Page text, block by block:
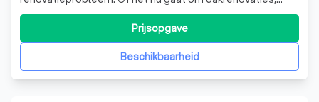
gevelwerken, isolatie of andere renovaties, wij staan klaar
om uw renovatieproject te transformeren.
Beschikbaarheid
Prijsopgave